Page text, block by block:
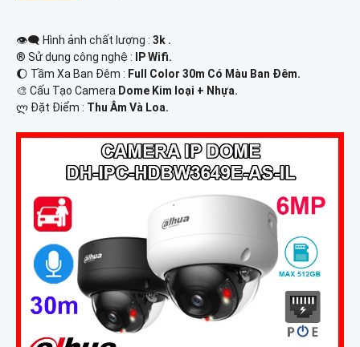
👁️‍🗨 Hình ảnh chất lượng : 3k .
®️ Sử dụng công nghệ :
IP Wifi.
🌔 Tầm Xa Ban Đêm : Full Color 30m Có Màu Ban Ðêm.
🎨 Cấu Tạo Camera Dome Kim loại + Nhựa.
️ლ Đặt Điểm : Thu Âm Và Loa.